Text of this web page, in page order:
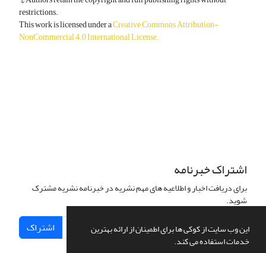
این وب سایت از کوکی ها برای اطمینان از ارائه بهترین
خدمات استفاده می کند.
restrictions.
This work is licensed under aCreative Commons Attribution-
NonCommercial 4.0 International License.
اشتراک خبرنامه
برای دریافت اخبار و اطلاعیه های مهم نشریه در خبرنامه نشریه مشترک
شوید.
اشتراک